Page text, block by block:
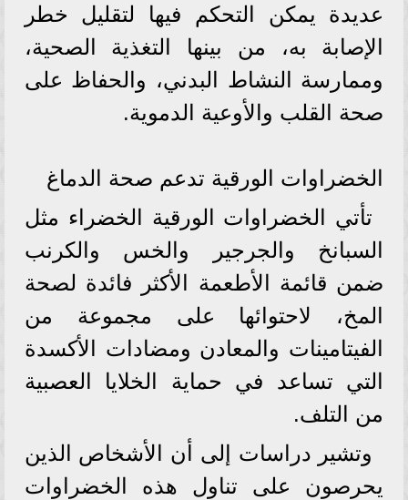
عديدة يمكن التحكم فيها لتقليل خطر
الإصابة به، من بينها التغذية الصحية،
وممارسة النشاط البدني، والحفاظ على
صحة القلب والأوعية الدموية.
الخضراوات الورقية تدعم صحة الدماغ
تأتي الخضراوات الورقية الخضراء مثل
السبانخ والجرجير والخس والكرنب
ضمن قائمة الأطعمة الأكثر فائدة لصحة
المخ، لاحتوائها على مجموعة من
الفيتامينات والمعادن ومضادات الأكسدة
التي تساعد في حماية الخلايا العصبية
من التلف.
وتشير دراسات إلى أن الأشخاص الذين
يحرصون على تناول هذه الخضراوات